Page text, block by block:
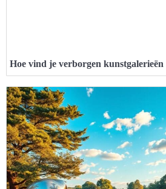
Hoe vind je verborgen kunstgalerieën